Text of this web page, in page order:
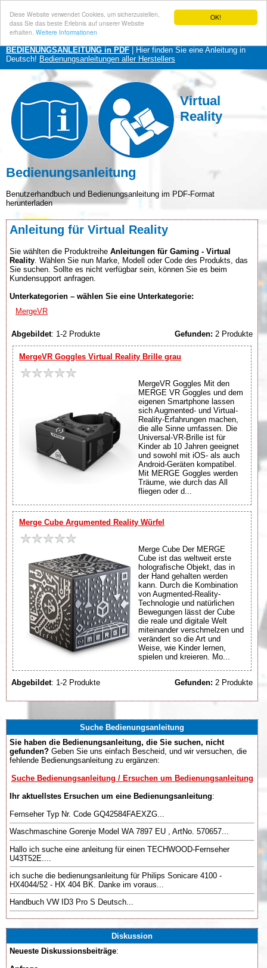
OK!
Diese Website verwendet Cookies, um sicherzustellen,
dass Sie das beste Erlebnis auf unserer Website
erhalten. Weitere Informationen
BEDIENUNGSANLEITUNG in PDF | Hier finden Sie eine Anleitung in
Deutsch! Bedienungsanleitungen aller Herstellers
Virtual
Reality
Bedienungsanleitung
Benutzerhandbuch und Bedienungsanleitung im PDF-Format
herunterladen
Anleitung für Virtual Reality
Sie wählten die Produktreihe Anleitungen für Gaming - Virtual
Reality . Wählen Sie nun Marke, Modell oder Code des Produkts, das
Sie suchen. Sollte es nicht verfügbar sein, können Sie es beim
Kundensupport anfragen.
Unterkategorien – wählen Sie eine Unterkategorie:
MergeVR
Abgebildet: 1-2 Produkte Gefunden: 2 Produkte
MergeVR Goggles Virtual Reality Brille grau
MergeVR Goggles Mit den
MERGE VR Goggles und dem
eigenen Smartphone lassen
sich Augmented- und Virtual-
Reality-Erfahrungen machen,
die alle Sinne umfassen. Die
Universal-VR-Brille ist für
Kinder ab 10 Jahren geeignet
und sowohl mit iOS- als auch
Android-Geräten kompatibel.
Mit MERGE Goggles werden
Träume, wie durch das All
fliegen oder d...
Merge Cube Argumented Reality Würfel
Merge Cube Der MERGE
Cube ist das weltweit erste
holografische Objekt, das in
der Hand gehalten werden
kann. Durch die Kombination
von Augmented-Reality-
Technologie und natürlichen
Bewegungen lässt der Cube
die reale und digitale Welt
miteinander verschmelzen und
verändert so die Art und
Weise, wie Kinder lernen,
spielen und kreieren. Mo...
Abgebildet: 1-2 Produkte Gefunden: 2 Produkte
Suche Bedienungsanleitung
Sie haben die Bedienungsanleitung, die Sie suchen, nicht
gefunden? Geben Sie uns einfach Bescheid, und wir versuchen, die
fehlende Bedienungsanleitung zu ergänzen:
Suche Bedienungsanleitung / Ersuchen um Bedienungsanleitung
Ihr aktuellstes Ersuchen um eine Bedienungsanleitung:
Fernseher Typ Nr. Code GQ42584FAEXZG...
Waschmaschine Gorenje Model WA 7897 EU , ArtNo. 570657...
Hallo ich suche eine anleitung für einen TECHWOOD-Fernseher
U43T52E....
ich suche die bedienungsanleitung für Philips Sonicare 4100 -
HX4044/52 - HX 404 BK. Danke im voraus...
Handbuch VW ID3 Pro S Deutsch...
Diskussion
Neueste Diskussionsbeiträge: